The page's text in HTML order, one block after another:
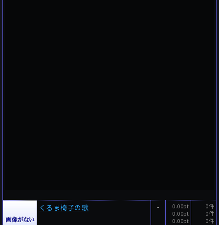
くるま椅子の歌 -
0.00pt
0.00pt
0.00pt
0件
0件
0件